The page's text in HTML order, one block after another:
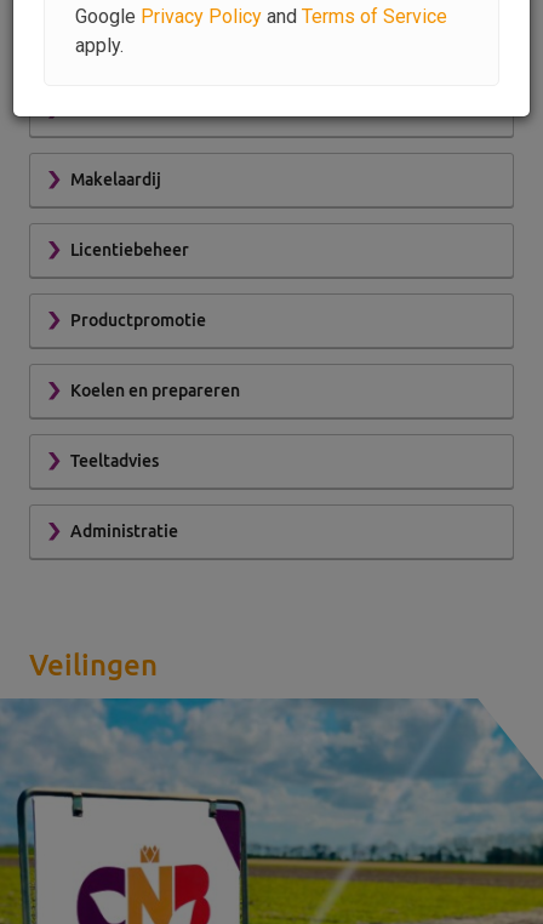
Bemiddeling
Makelaardij
Licentiebeheer
Productpromotie
Koelen en prepareren
Teeltadvies
Administratie
Veilingen
Google Privacy Policy and Terms of Service
apply.